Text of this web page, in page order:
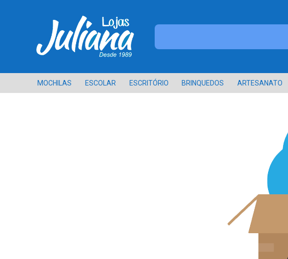
MOCHILAS ESCOLAR ESCRITÓRIO BRINQUEDOS ARTESANATO